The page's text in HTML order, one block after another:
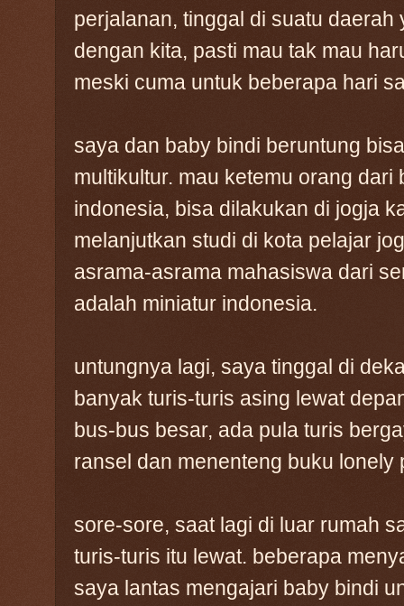
perjalanan, tinggal di suatu
dengan kita, pasti mau tak mau
meski cuma untuk beberapa hari
saya dan baby bindi beruntung
multikultur. mau ketemu orang
indonesia, bisa dilakukan di jogja
melanjutkan studi di kota pelajar
asrama-asrama mahasiswa dari
adalah miniatur indonesia.
untungnya lagi, saya tinggal di
banyak turis-turis asing lewat
bus-bus besar, ada pula turis
ransel dan menenteng buku lonely
sore-sore, saat lagi di luar rumah
turis-turis itu lewat. beberapa
saya lantas mengajari baby bindi